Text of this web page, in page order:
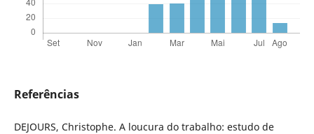
Referências
DEJOURS, Christophe. A loucura do trabalho: estudo de